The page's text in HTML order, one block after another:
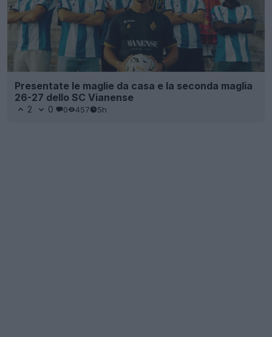
Presentate le maglie da casa e la seconda maglia
26-27 dello SC Vianense
2 0 0 457 5h